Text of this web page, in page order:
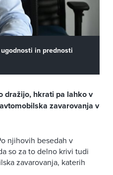
in prednosti
dražijo, hkrati pa lahko v
zavarovanja v
njihovih besedah v
so za to delno krivi tudi
zavarovanja, katerih